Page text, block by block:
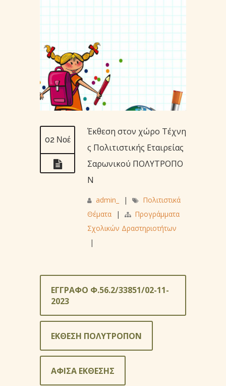
02 Νοέ
Έκθεση στον χώρο Τέχνη
ς Πολιτιστικής Εταιρείας
Σαρωνικού ΠΟΛΥΤΡΟΠΟ
Ν
admin_ |
Πολιτιστικά
Θέματα
|
Προγράμματα
Σχολικών Δραστηριοτήτων
|
ΕΓΓΡΑΦΟ Φ.56.2/33851/02-11-
2023
ΕΚΘΕΣΗ ΠΟΛΥΤΡΟΠΟΝ
ΑΦΙΣΑ ΕΚΘΕΣΗΣ